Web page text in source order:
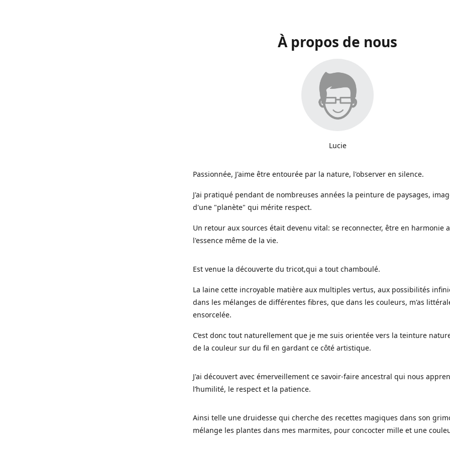
À propos de nous
Lucie
Passionnée, J'aime être entourée par la nature, l'observer en silence.
J'ai pratiqué pendant de nombreuses années la peinture de paysages,
d'une "planète" qui mérite respect.
Un retour aux sources était devenu vital: se reconnecter, être en harmonie
l'essence même de la vie.
Est venue la découverte du tricot,qui a tout chamboulé.
La laine cette incroyable matière aux multiples vertus, aux possibilités
dans les mélanges de différentes fibres, que dans les couleurs, m'as
ensorcelée.
C’est donc tout naturellement que je me suis orientée vers la teinture
de la couleur sur du fil en gardant ce côté artistique.
J'ai découvert avec émerveillement ce savoir-faire ancestral qui nous
l’humilité, le respect et la patience.
Ainsi telle une druidesse qui cherche des recettes magiques dans son
mélange les plantes dans mes marmites, pour concocter mille et une